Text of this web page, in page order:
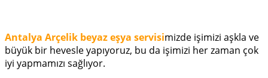
Antalya Arçelik beyaz eşya servisimizde işimizi aşkla ve
büyük bir hevesle yapıyoruz, bu da işimizi her zaman çok
iyi yapmamızı sağlıyor.